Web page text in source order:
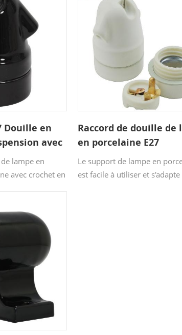
Douille en
avec
lampe en
avec crochet en
Associez-le à
pour ajouter une
Raccord de douille de
en porcelaine E27
Le support de lampe en
est facile à utiliser et s'adapte